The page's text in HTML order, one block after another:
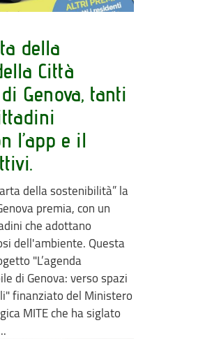
della
Città
Genova, tanti
l’app e il
della sostenibilità” la
premia, con un
che adottano
dell'ambiente. Questa
"L’agenda
di Genova: verso spazi
finanziato del Ministero
MITE che ha siglato